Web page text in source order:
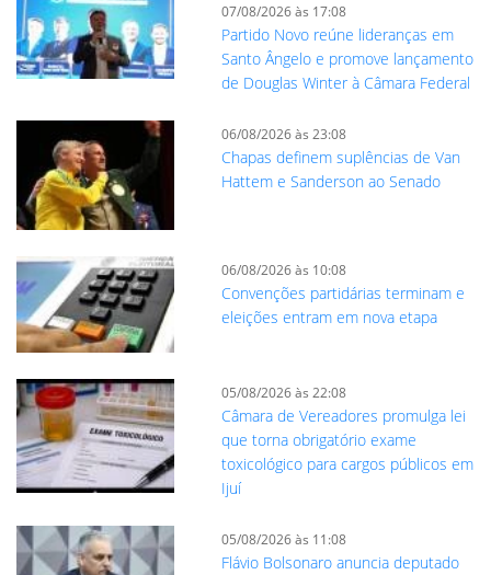
07/08/2026 às 17:08
Partido Novo reúne lideranças em
Santo Ângelo e promove lançamento
de Douglas Winter à Câmara Federal
06/08/2026 às 23:08
Chapas definem suplências de Van
Hattem e Sanderson ao Senado
06/08/2026 às 10:08
Convenções partidárias terminam e
eleições entram em nova etapa
05/08/2026 às 22:08
Câmara de Vereadores promulga lei
que torna obrigatório exame
toxicológico para cargos públicos em
Ijuí
05/08/2026 às 11:08
Flávio Bolsonaro anuncia deputado